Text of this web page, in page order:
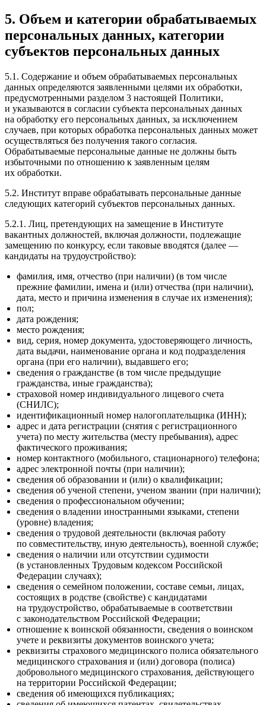
5. Объем и категории обрабатываемых
персональных данных, категории
субъектов персональных данных
5.1. Содержание и объем обрабатываемых персональных
данных определяются заявленными целями их обработки,
предусмотренными разделом 3 настоящей Политики,
и указываются в согласии субъекта персональных данных
на обработку его персональных данных, за исключением
случаев, при которых обработка персональных данных может
осуществляться без получения такого согласия.
Обрабатываемые персональные данные не должны быть
избыточными по отношению к заявленным целям
их обработки.
5.2. Институт вправе обрабатывать персональные данные
следующих категорий субъектов персональных данных.
5.2.1. Лиц, претендующих на замещение в Институте
вакантных должностей, включая должности, подлежащие
замещению по конкурсу, если таковые вводятся (далее —
кандидаты на трудоустройство):
фамилия, имя, отчество (при наличии) (в том числе
прежние фамилии, имена и (или) отчества (при наличии),
дата, место и причина изменения в случае их изменения);
пол;
дата рождения;
место рождения;
вид, серия, номер документа, удостоверяющего личность,
дата выдачи, наименование органа и код подразделения
органа (при его наличии), выдавшего его;
сведения о гражданстве (в том числе предыдущие
гражданства, иные гражданства);
страховой номер индивидуального лицевого счета
(СНИЛС);
идентификационный номер налогоплательщика (ИНН);
адрес и дата регистрации (снятия с регистрационного
учета) по месту жительства (месту пребывания), адрес
фактического проживания;
номер контактного (мобильного, стационарного) телефона;
адрес электронной почты (при наличии);
сведения об образовании и (или) о квалификации;
сведения об ученой степени, ученом звании (при наличии);
сведения о профессиональном обучении;
сведения о владении иностранными языками, степени
(уровне) владения;
сведения о трудовой деятельности (включая работу
‎по совместительству, иную деятельность), военной службе;
сведения о наличии или отсутствии судимости
(в установленных Трудовым кодексом Российской
Федерации случаях);
сведения о семейном положении, составе семьи, лицах,
состоящих в родстве (свойстве) с кандидатами
на трудоустройство, обрабатываемые в соответствии
с законодательством Российской Федерации;
отношение к воинской обязанности, сведения о воинском
учете ‎и реквизиты документов воинского учета;
реквизиты страхового медицинского полиса обязательного
медицинского страхования и (или) договора (полиса)
добровольного медицинского страхования, действующего
на территории Российской Федерации;
сведения об имеющихся публикациях;